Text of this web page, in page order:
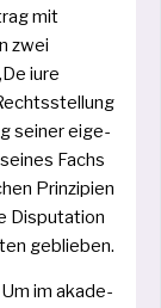
mit
zwei
iure
sei­ner eige­
Fachs
Prinzipien
Disputation
geblieben.
im aka­de­